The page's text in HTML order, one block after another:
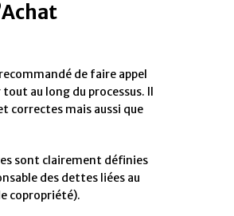
de faire appel
au long du processus. Il
correctes mais aussi que
sont clairement définies
des dettes liées au
copropriété).